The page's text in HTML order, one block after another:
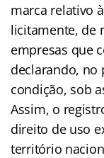
marca relativo
licitamente, de
empresas que
declarando, no
condição, sob
Assim, o
direito de uso
território